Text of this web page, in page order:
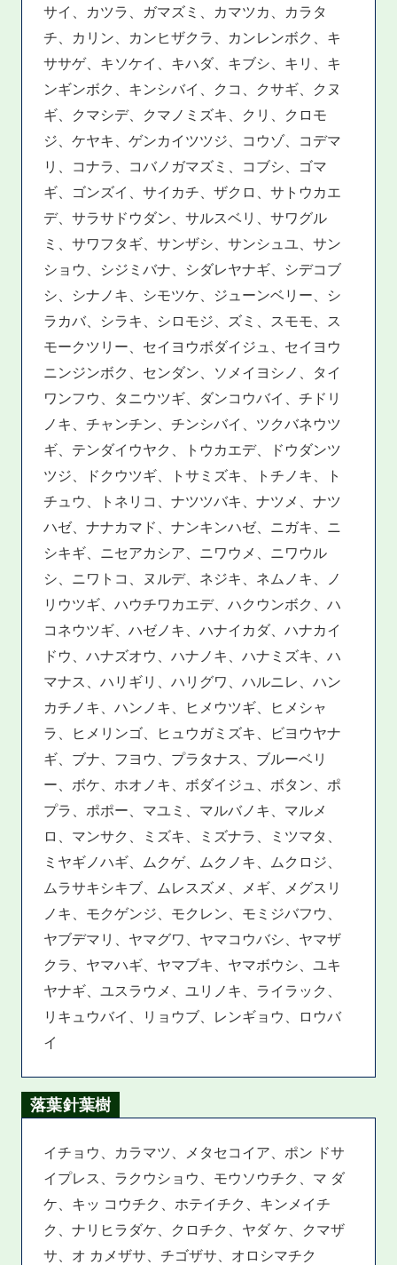
サイ、カツラ、ガマズミ、カマツカ、カラタ
チ、カリン、カンヒザクラ、カンレンボク、キ
ササゲ、キソケイ、キハダ、キブシ、キリ、キ
ンギンボク、キンシバイ、クコ、クサギ、クヌ
ギ、クマシデ、クマノミズキ、クリ、クロモ
ジ、ケヤキ、ゲンカイツツジ、コウゾ、コデマ
リ、コナラ、コバノガマズミ、コブシ、ゴマ
ギ、ゴンズイ、サイカチ、ザクロ、サトウカエ
デ、サラサドウダン、サルスベリ、サワグル
ミ、サワフタギ、サンザシ、サンシュユ、サン
ショウ、シジミバナ、シダレヤナギ、シデコブ
シ、シナノキ、シモツケ、ジューンベリー、シ
ラカバ、シラキ、シロモジ、ズミ、スモモ、ス
モークツリー、セイヨウボダイジュ、セイヨウ
ニンジンボク、センダン、ソメイヨシノ、タイ
ワンフウ、タニウツギ、ダンコウバイ、チドリ
ノキ、チャンチン、チンシバイ、ツクバネウツ
ギ、テンダイウヤク、トウカエデ、ドウダンツ
ツジ、ドクウツギ、トサミズキ、トチノキ、ト
チュウ、トネリコ、ナツツバキ、ナツメ、ナツ
ハゼ、ナナカマド、ナンキンハゼ、ニガキ、ニ
シキギ、ニセアカシア、ニワウメ、ニワウル
シ、ニワトコ、ヌルデ、ネジキ、ネムノキ、ノ
リウツギ、ハウチワカエデ、ハクウンボク、ハ
コネウツギ、ハゼノキ、ハナイカダ、ハナカイ
ドウ、ハナズオウ、ハナノキ、ハナミズキ、ハ
マナス、ハリギリ、ハリグワ、ハルニレ、ハン
カチノキ、ハンノキ、ヒメウツギ、ヒメシャ
ラ、ヒメリンゴ、ヒュウガミズキ、ビヨウヤナ
ギ、ブナ、フヨウ、プラタナス、ブルーベリ
ー、ボケ、ホオノキ、ボダイジュ、ボタン、ポ
プラ、ポポー、マユミ、マルバノキ、マルメ
ロ、マンサク、ミズキ、ミズナラ、ミツマタ、
ミヤギノハギ、ムクゲ、ムクノキ、ムクロジ、
ムラサキシキブ、ムレスズメ、メギ、メグスリ
ノキ、モクゲンジ、モクレン、モミジバフウ、
ヤブデマリ、ヤマグワ、ヤマコウバシ、ヤマザ
クラ、ヤマハギ、ヤマブキ、ヤマボウシ、ユキ
ヤナギ、ユスラウメ、ユリノキ、ライラック、
リキュウバイ、リョウブ、レンギョウ、ロウバ
イ
落葉針葉樹
イチョウ、カラマツ、メタセコイア、ポン ドサ
イプレス、ラクウショウ、モウソウチク、マ ダ
ケ、キッ コウチク、ホテイチク、キンメイチ
ク、ナリヒラダケ、クロチク、ヤダ ケ、クマザ
サ、オ カメザサ、チゴザサ、オロシマチク